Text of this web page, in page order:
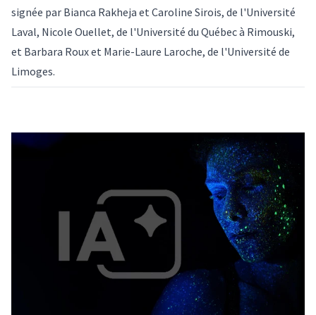
signée par Bianca Rakheja et Caroline Sirois, de l'Université
Laval, Nicole Ouellet, de l'Université du Québec à Rimouski,
et Barbara Roux et Marie-Laure Laroche, de l'Université de
Limoges.